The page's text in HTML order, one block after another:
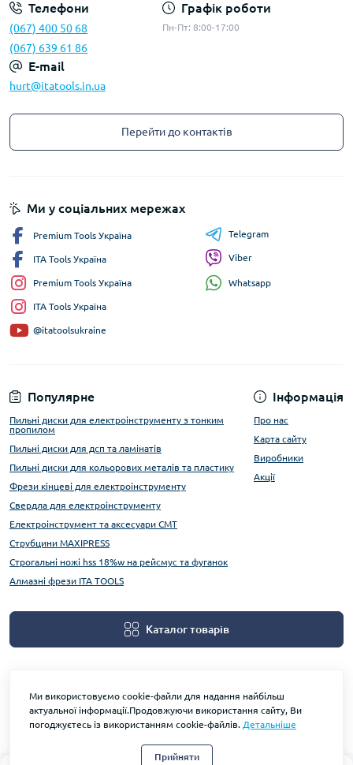
Телефони
(067) 400 50 68
(067) 639 61 86
Графік роботи
Пн-Пт: 8:00-17:00
E-mail
hurt@itatools.in.ua
Перейти до контактів
Популярне
Пильні диски для електроінструменту з тонким
пропилом
Пильні диски для дсп та ламінатів
Пильні диски для кольорових металів та пластику
Фрези кінцеві для електроінструменту
Свердла для електроінструменту
Електроінструмент та аксесуари CMT
Струбцини MAXIPRESS
Строгальні ножі hss 18%w на рейсмус та фуганок
Алмазні фрези ITA TOOLS
Інформація
Про нас
Карта сайту
Виробники
Акції
Каталог товарів
Ми у соціальних мережах
Premium Tools Україна
ITA Tools Україна
Premium Tools Україна
ITA Tools Україна
@itatoolsukraine
Telegram
Viber
Whatsapp
На основі OpenCart
Ми використовуємо cookie-файли для надання найбільш
актуальної інформації.Продовжуючи використання сайту, Ви
погоджуєтесь із використанням cookie-файлів. Детальніше
Прийняти